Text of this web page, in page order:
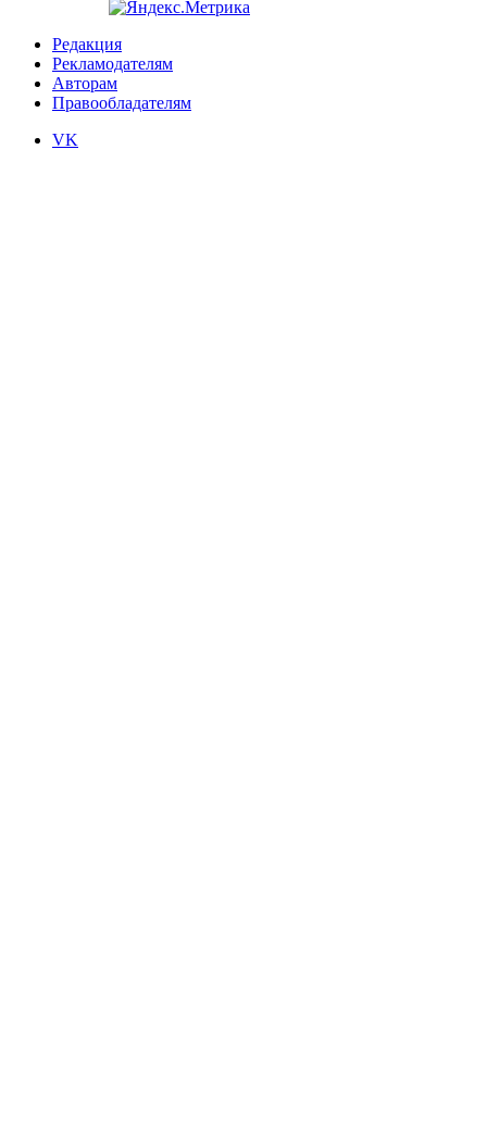
Редакция
Рекламодателям
Авторам
Правообладателям
VK